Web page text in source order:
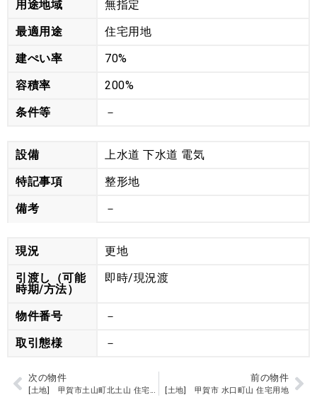
用途地域
無指定
最適用途
住宅用地
建ぺい率
70%
容積率
200%
条件等
－
設備
上水道 下水道 電気
特記事項
整形地
備考
－
現況
更地
引渡し（可能
時期/方法）
即時/現況渡
物件番号
－
取引態様
－
次の物件
[土地] 甲賀市土山町北土山 住宅用地
前の物件
[土地] 甲賀市 水口町山 住宅用地